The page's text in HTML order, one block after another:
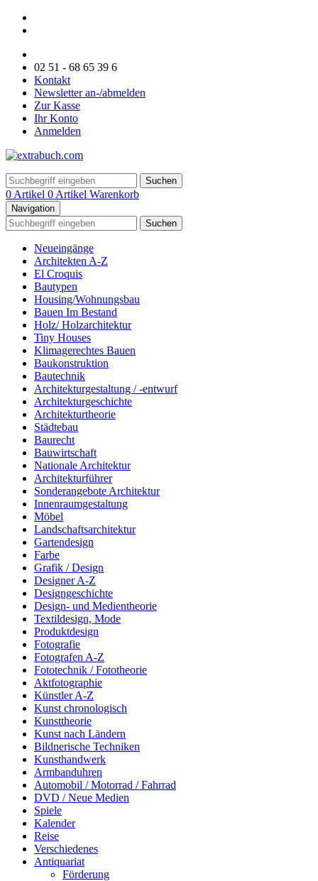
02 51 - 68 65 39 6
Kontakt
Newsletter an-/abmelden
Zur Kasse
Ihr Konto
Anmelden
Suchen
0 Artikel 0 Artikel Warenkorb
Navigation
Suchen
Neueingänge
Architekten A-Z
El Croquis
Bautypen
Housing/Wohnungsbau
Bauen Im Bestand
Holz/ Holzarchitektur
Tiny Houses
Klimagerechtes Bauen
Baukonstruktion
Bautechnik
Architekturgestaltung / -entwurf
Architekturgeschichte
Architekturtheorie
Städtebau
Baurecht
Bauwirtschaft
Nationale Architektur
Architekturführer
Sonderangebote Architektur
Innenraumgestaltung
Möbel
Landschaftsarchitektur
Gartendesign
Farbe
Grafik / Design
Designer A-Z
Designgeschichte
Design- und Medientheorie
Textildesign, Mode
Produktdesign
Fotografie
Fotografen A-Z
Fototechnik / Fototheorie
Aktfotographie
Künstler A-Z
Kunst chronologisch
Kunsttheorie
Kunst nach Ländern
Bildnerische Techniken
Kunsthandwerk
Armbanduhren
Automobil / Motorrad / Fahrrad
DVD / Neue Medien
Spiele
Kalender
Reise
Verschiedenes
Antiquariat
Förderung